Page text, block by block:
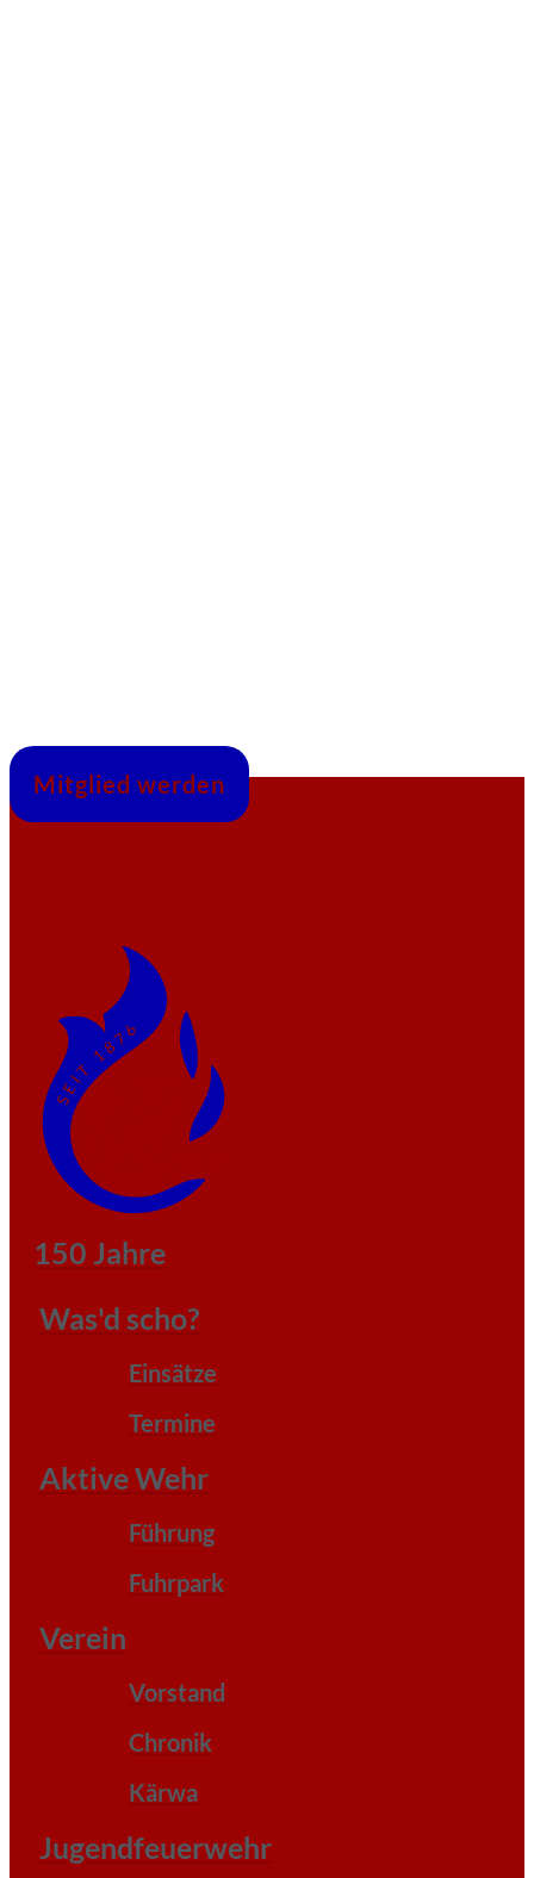
Mitglied werden
150 Jahre
Was'd scho?
Einsätze
Termine
Aktive Wehr
Führung
Fuhrpark
Verein
Vorstand
Chronik
Kärwa
Jugendfeuerwehr